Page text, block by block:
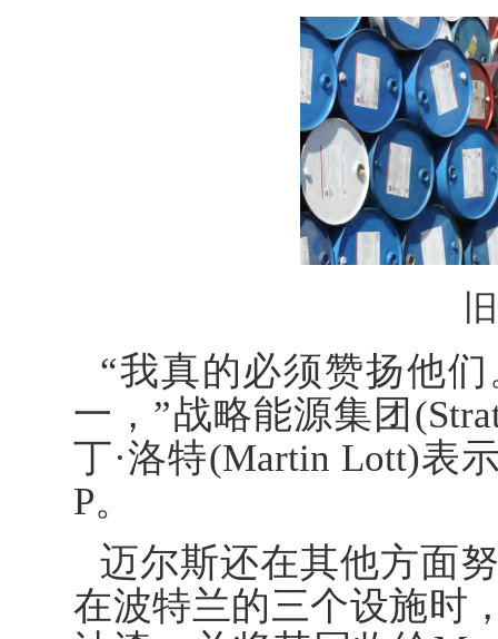
“我真的必须赞扬他
一，”战略能源集团
丁·洛特(Martin Lott)表
P。
迈尔斯还在其他方面
在波特兰的三个设施时